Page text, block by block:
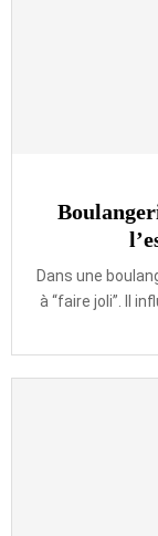
Dans une
à “faire joli”. Il